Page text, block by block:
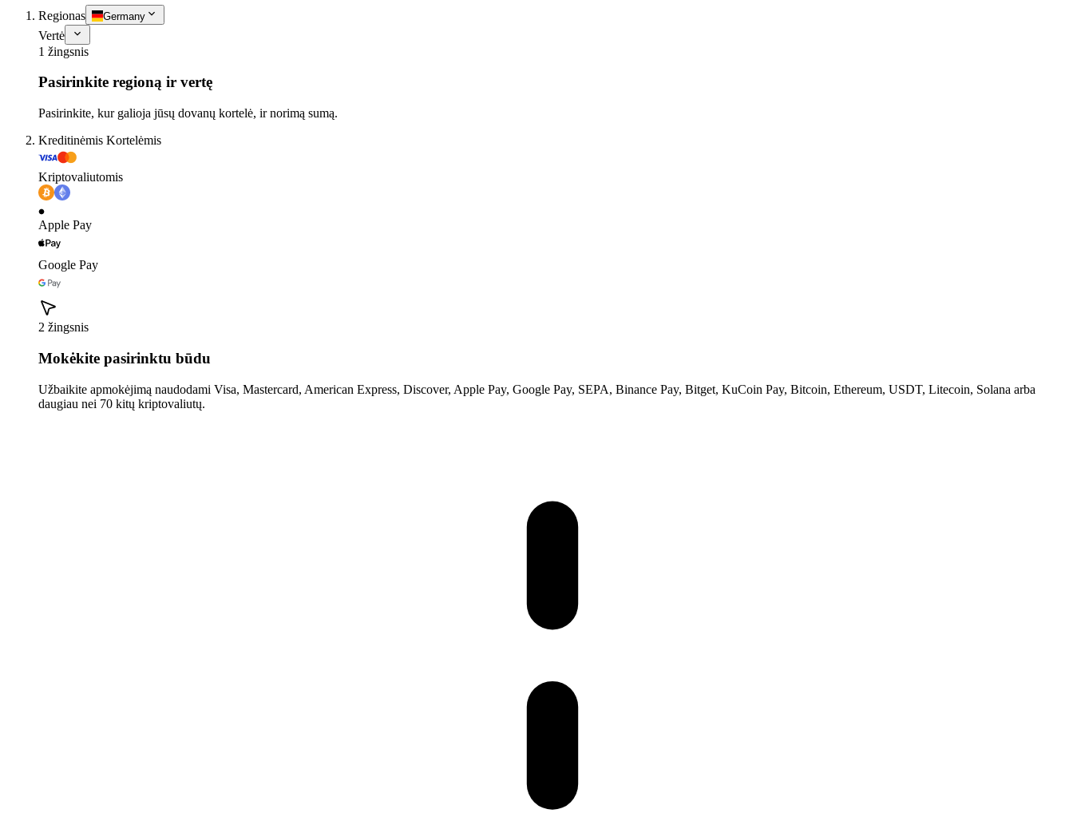
Regionas Germany
Vertė
1 žingsnis
Pasirinkite regioną ir vertę
Pasirinkite, kur galioja jūsų dovanų kortelė, ir norimą sumą.
Kreditinėmis Kortelėmis
Kriptovaliutomis
Apple Pay
Google Pay
2 žingsnis
Mokėkite pasirinktu būdu
Užbaikite apmokėjimą naudodami Visa, Mastercard, American Express, Discover, Apple Pay, Google Pay, SEPA, Binance Pay, Bitget, KuCoin Pay, Bitcoin, Ethereum, USDT, Litecoin, Solana arba
daugiau nei 70 kitų kriptovaliutų.